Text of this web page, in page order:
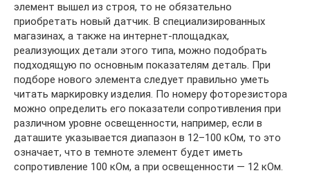
элемент вышел из строя, то не обязательно
приобретать новый датчик. В специализированных
магазинах, а также на интернет-площадках,
реализующих детали этого типа, можно подобрать
подходящую по основным показателям деталь. При
подборе нового элемента следует правильно уметь
читать маркировку изделия. По номеру фоторезистора
можно определить его показатели сопротивления при
различном уровне освещенности, например, если в
даташите указывается диапазон в 12–100 кОм, то это
означает, что в темноте элемент будет иметь
сопротивление 100 кОм, а при освещенности — 12 кОм.